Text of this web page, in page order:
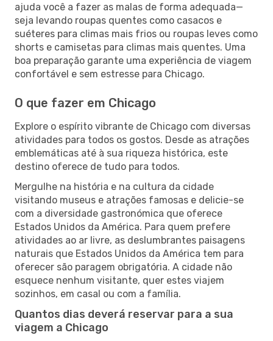
ajuda você a fazer as malas de forma adequada—
seja levando roupas quentes como casacos e
suéteres para climas mais frios ou roupas leves como
shorts e camisetas para climas mais quentes. Uma
boa preparação garante uma experiência de viagem
confortável e sem estresse para Chicago.
O que fazer em Chicago
Explore o espírito vibrante de Chicago com diversas
atividades para todos os gostos. Desde as atrações
emblemáticas até à sua riqueza histórica, este
destino oferece de tudo para todos.
Mergulhe na história e na cultura da cidade
visitando museus e atrações famosas e delicie-se
com a diversidade gastronómica que oferece
Estados Unidos da América. Para quem prefere
atividades ao ar livre, as deslumbrantes paisagens
naturais que Estados Unidos da América tem para
oferecer são paragem obrigatória. A cidade não
esquece nenhum visitante, quer estes viajem
sozinhos, em casal ou com a família.
Quantos dias deverá reservar para a sua
viagem a Chicago